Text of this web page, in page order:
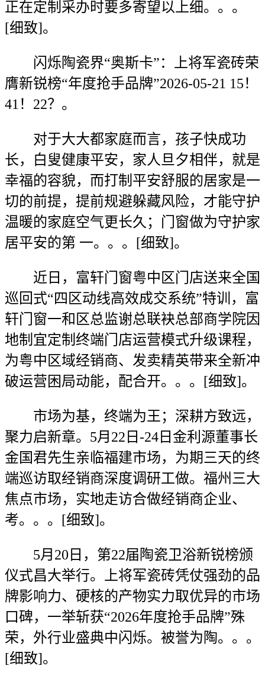
正在定制采办时要多寄望以上细。。。
[细致]。
闪烁陶瓷界“奥斯卡”：上将军瓷砖荣
膺新锐榜“年度抢手品牌”2026-05-21 15！
41！22？。
对于大大都家庭而言，孩子快成功
长，白叟健康平安，家人旦夕相伴，就是
幸福的容貌，而打制平安舒服的居家是一
切的前提，提前规避躲藏风险，才能守护
温暖的家庭空气更长久；门窗做为守护家
居平安的第 一。。。[细致]。
近日，富轩门窗粤中区门店送来全国
巡回式“四区动线高效成交系统”特训，富
轩门窗一和区总监谢总联袂总部商学院因
地制宜定制终端门店运营模式升级课程，
为粤中区域经销商、发卖精英带来全新冲
破运营困局动能，配合开。。。[细致]。
市场为基，终端为王；深耕方致远，
聚力启新章。5月22日-24日金利源董事长
金国君先生亲临福建市场，为期三天的终
端巡访取经销商深度调研工做。福州三大
焦点市场，实地走访合做经销商企业、
考。。。[细致]。
5月20日，第22届陶瓷卫浴新锐榜颁
仪式昌大举行。上将军瓷砖凭仗强劲的品
牌影响力、硬核的产物实力取优异的市场
口碑，一举斩获“2026年度抢手品牌”殊
荣，外行业盛典中闪烁。被誉为陶。。。
[细致]。